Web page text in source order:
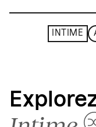
INTIME